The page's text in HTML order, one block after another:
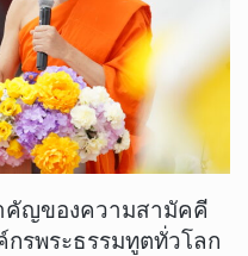
คัญของความสามัคคี
รพระธรรมทูตทั่วโลก